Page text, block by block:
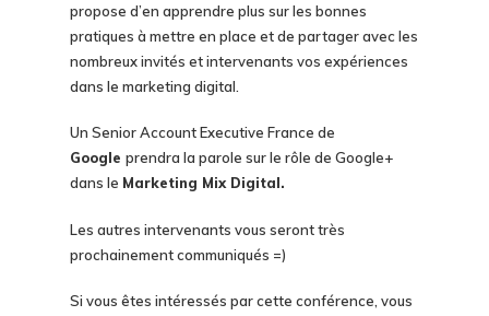
propose d’en apprendre plus sur les bonnes
pratiques à mettre en place et de partager avec les
nombreux invités et intervenants vos expériences
dans le marketing digital.
Un Senior Account Executive France de
Google prendra la parole sur le rôle de Google+
dans le Marketing Mix Digital.
Les autres intervenants vous seront très
prochainement communiqués =)
Si vous êtes intéressés par cette conférence, vous